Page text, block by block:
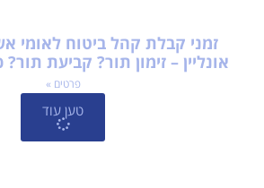
זמני קבלת קהל ביטוח לאומי
אונליין – זימון תור? קביעת
פרטים »
טען עוד